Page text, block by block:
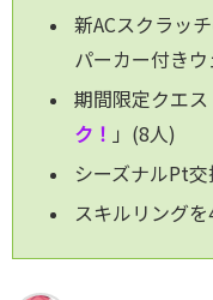
新ACスクラッ
パーカー付き
期間限定クエス
ク！ 」(8人)
シーズナルPt
スキルリング